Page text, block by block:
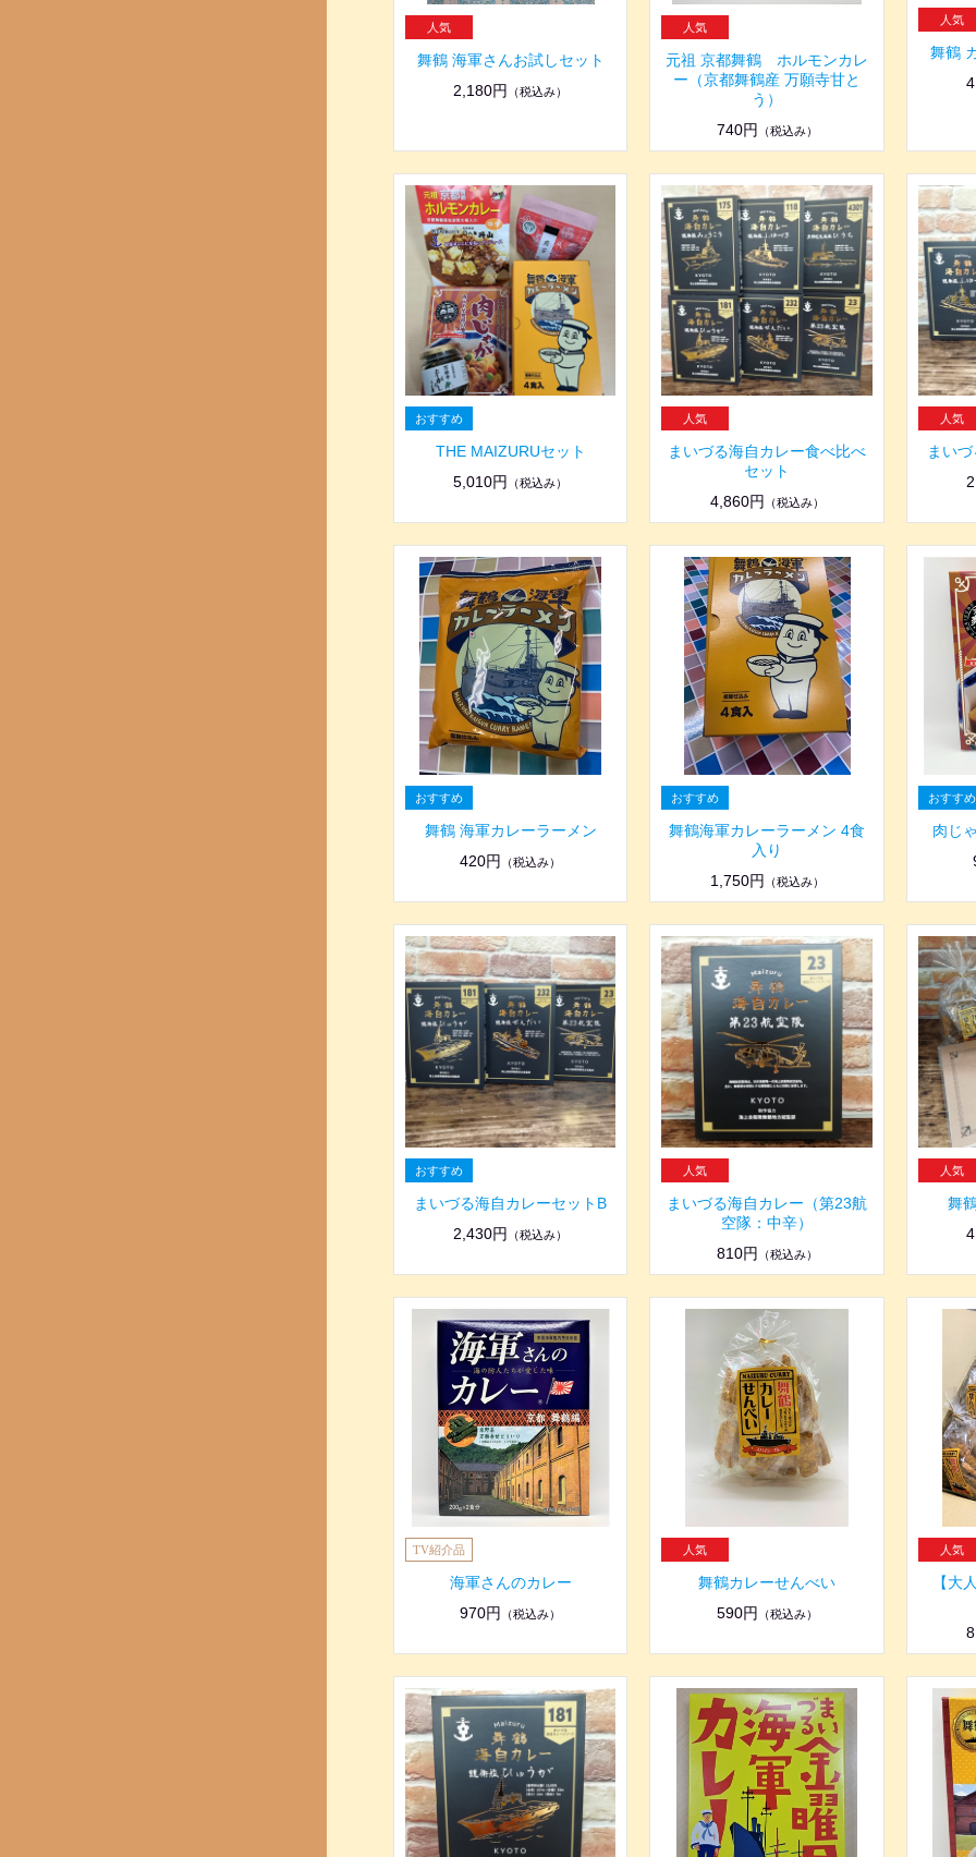
舞鶴 海軍さんお試しセット
2,180円
（税込み）
元祖 京都舞鶴 ホルモンカレ
ー（京都舞鶴産 万願寺甘と
う）
740円
（税込み）
舞鶴
THE MAIZURUセット
5,010円
（税込み）
まいづる海自カレー食べ比べ
セット
4,860円
（税込み）
まい
舞鶴 海軍カレーラーメン
420円
（税込み）
舞鶴海軍カレーラーメン 4食
入り
1,750円
（税込み）
肉じ
まいづる海自カレーセットB
2,430円
（税込み）
まいづる海自カレー（第23航
空隊：中辛）
810円
（税込み）
舞
海軍さんのカレー
970円
（税込み）
舞鶴カレーせんべい
590円
（税込み）
【大